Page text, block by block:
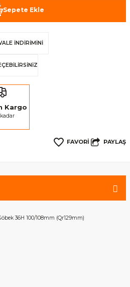
Sepete Ekle
İNDİRİMİNİ
Kargo
kadar
PAYLAŞ
36H 100/108mm (Qr129mm)